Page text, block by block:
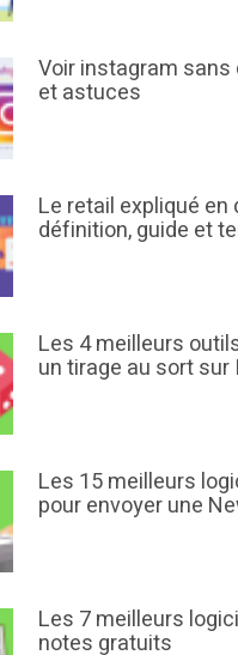
Voir instagram
et astuces
Le retail expliqué en
définition, guide et
Les 4 meilleurs
un tirage au sort
Les 15 meilleurs
pour envoyer une
Les 7 meilleurs
notes gratuits